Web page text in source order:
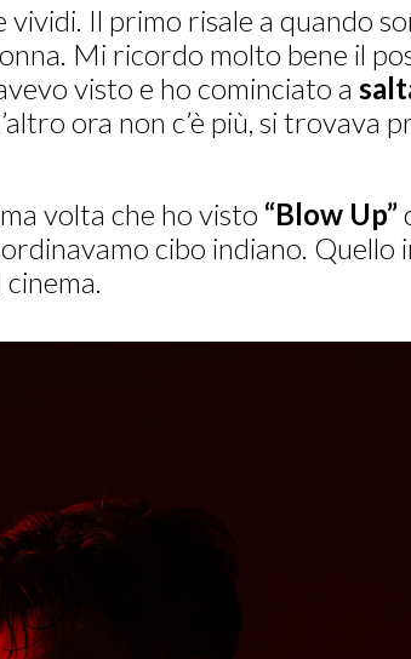
Il primo risale a quando
Mi ricordo molto bene il
visto e ho cominciato a
ora non c’è più, si trovava
volta che ho visto “Blow Up”
cibo indiano. Quello